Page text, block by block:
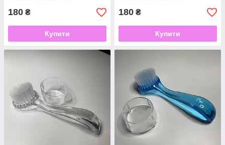
180 ₴
Купити
180 ₴
Купити